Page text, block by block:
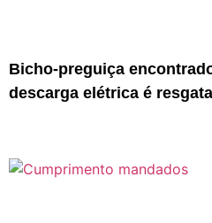
Bicho-preguiça
descarga elétrica é